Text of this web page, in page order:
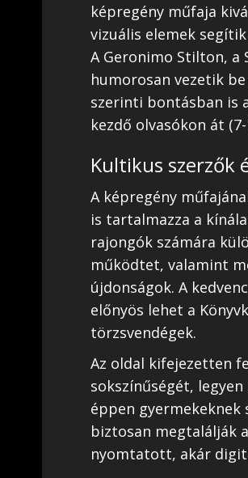
képregény műfaja
vizuális elemek
A Geronimo Stilton, a
humorosan vezetik
szerinti bontásban is
kezdő olvasókon át
Kultikus szerzők
A képregény
is tartalmazza a
rajongók számára
működtet, valamint
újdonságok. A
előnyös lehet a
törzsvendégek.
Az oldal kifejezetten
sokszínűségét,
éppen
biztosan megtalálják
nyomtatott, akár